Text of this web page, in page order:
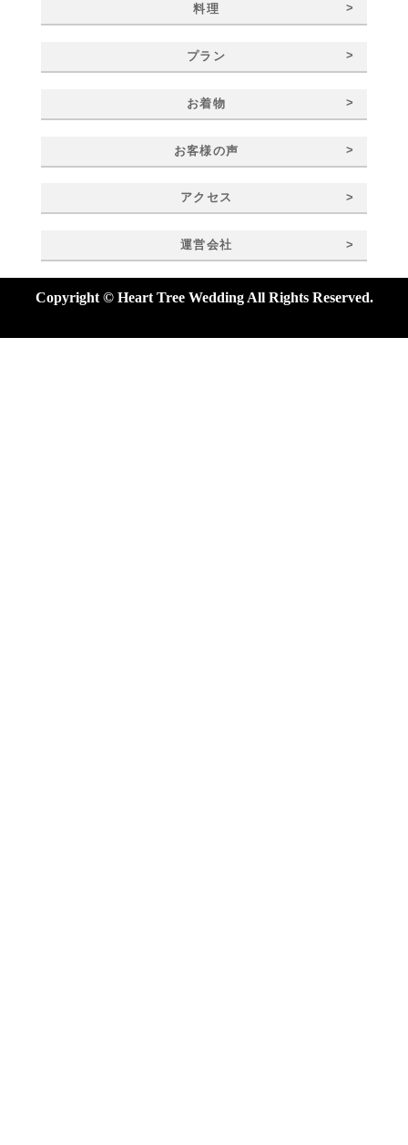
料理 >
プラン >
お着物 >
お客様の声 >
アクセス >
運営会社 >
Copyright © Heart Tree Wedding All Rights Reserved.